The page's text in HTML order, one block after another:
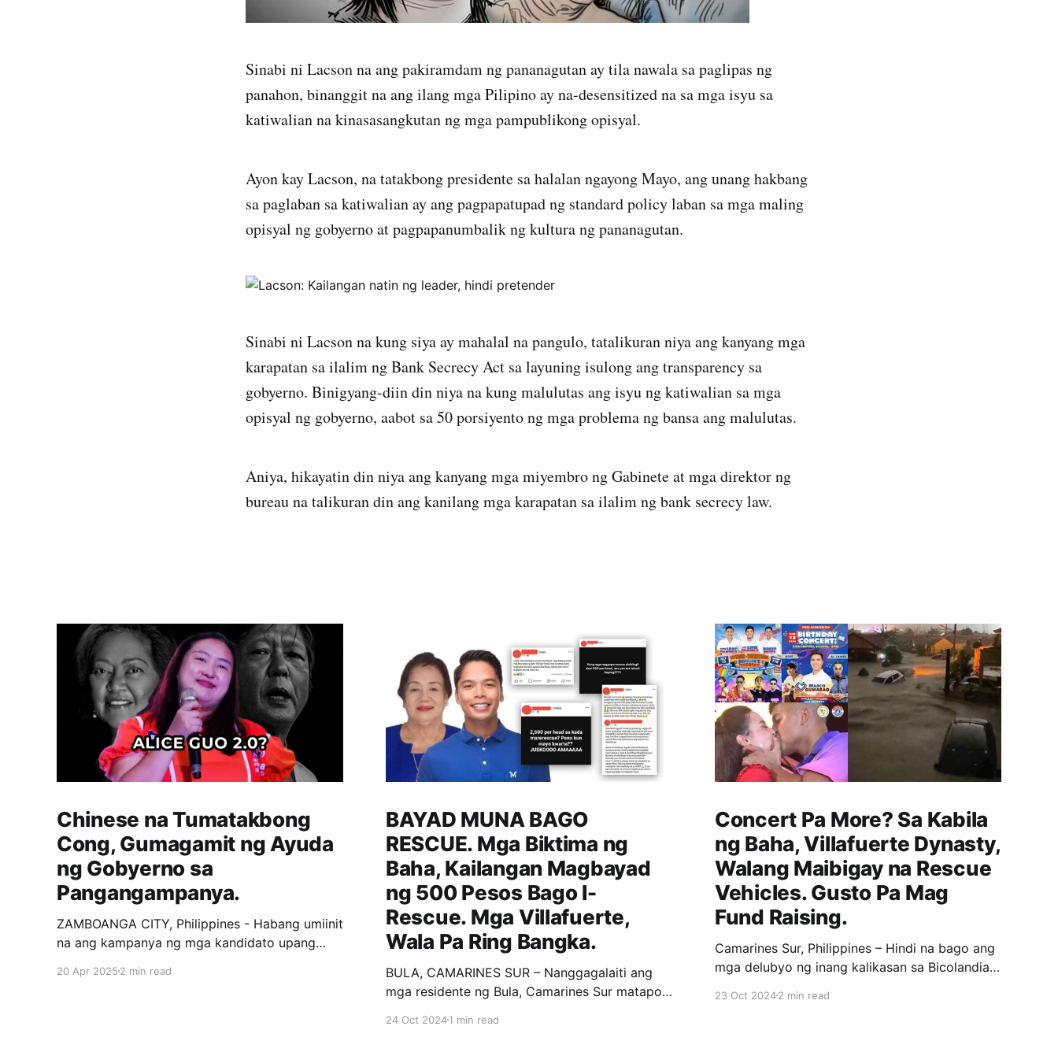
Sinabi ni Lacson na ang pakiramdam ng pananagutan ay tila nawala sa paglipas ng
panahon, binanggit na ang ilang mga Pilipino ay na-desensitized na sa mga isyu sa
katiwalian na kinasasangkutan ng mga pampublikong opisyal.
Ayon kay Lacson, na tatakbong presidente sa halalan ngayong Mayo, ang unang hakbang
sa paglaban sa katiwalian ay ang pagpapatupad ng standard policy laban sa mga maling
opisyal ng gobyerno at pagpapanumbalik ng kultura ng pananagutan.
Sinabi ni Lacson na kung siya ay mahalal na pangulo, tatalikuran niya ang kanyang mga
karapatan sa ilalim ng Bank Secrecy Act sa layuning isulong ang transparency sa
gobyerno. Binigyang-diin din niya na kung malulutas ang isyu ng katiwalian sa mga
opisyal ng gobyerno, aabot sa 50 porsiyento ng mga problema ng bansa ang malulutas.
Aniya, hikayatin din niya ang kanyang mga miyembro ng Gabinete at mga direktor ng
bureau na talikuran din ang kanilang mga karapatan sa ilalim ng bank secrecy law.
Chinese na Tumatakbong
Cong, Gumagamit ng Ayuda
ng Gobyerno sa
Pangangampanya.
ZAMBOANGA CITY, Philippines - Habang umiinit
na ang kampanya ng mga kandidato upang
nangyayari milagro sa isang Distrito sa
20 Apr 2025 2 min read
BAYAD MUNA BAGO
RESCUE. Mga Biktima ng
Baha, Kailangan Magbayad
ng 500 Pesos Bago I-
Rescue. Mga Villafuerte,
Wala Pa Ring Bangka.
BULA, CAMARINES SUR – Nanggagalaiti ang
mga residente ng Bula, Camarines Sur matapos
lamang pasakayin sa bangka. Ayon sa mga
24 Oct 20241 min read
Concert Pa More? Sa Kabila
ng Baha, Villafuerte Dynasty,
Walang Maibigay na Rescue
Vehicles. Gusto Pa Mag
Fund Raising.
Camarines Sur, Philippines – Hindi na bago ang
mga delubyo ng inang kalikasan sa Bicolandia
typhoon corridor ng Pilipinas. Kaya naman
23 Oct 20242 min read